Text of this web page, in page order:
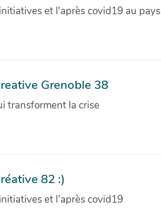
et l'après covid19 au pays
Grenoble 38
transforment la crise
82 :)
et l'après covid19